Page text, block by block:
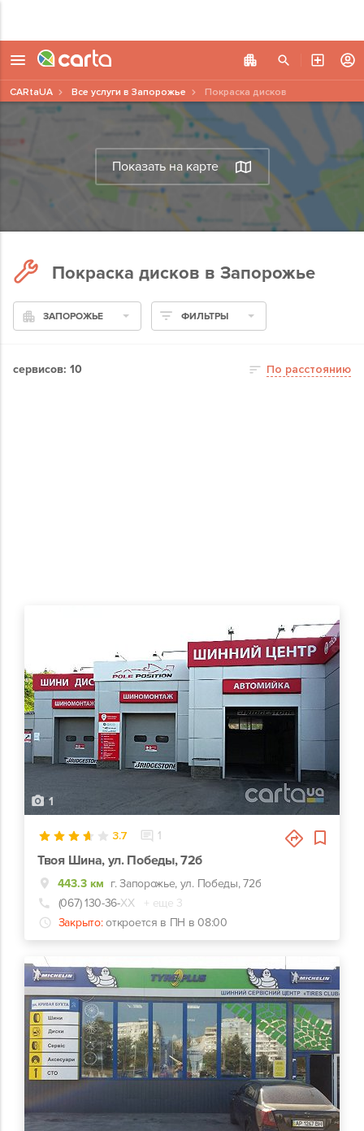
Показать на карте
CARtaUA Все услуги в Запорожье Покраска дисков
Покраска дисков в Запорожье
ЗАПОРОЖЬЕ ФИЛЬТРЫ
сервисов: 10 По расстоянию
1
3.7 1
Твоя Шина, ул. Победы, 72б
443.3 км г. Запорожье, ул. Победы, 72б
(067) 130-36-ХХ
+ еще 3
Закрыто: откроется в ПН в 08:00